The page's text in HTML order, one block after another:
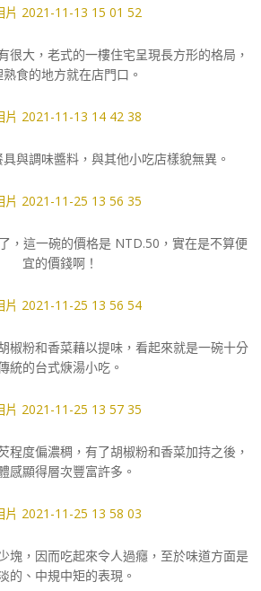
很大，老式的一樓住宅呈現長方形的格局，
食的地方就在店門口。
與調味醬料，與其他小吃店樣貌無異。
，這一碗的價格是 NTD.50，實在是不算便
宜的價錢啊！
椒粉和香菜藉以提味，看起來就是一碗十分
統的台式焿湯小吃。
程度偏濃稠，有了胡椒粉和香菜加持之後，
感顯得層次豐富許多。
塊，因而吃起來令人過癮，至於味道方面是
的、中規中矩的表現。